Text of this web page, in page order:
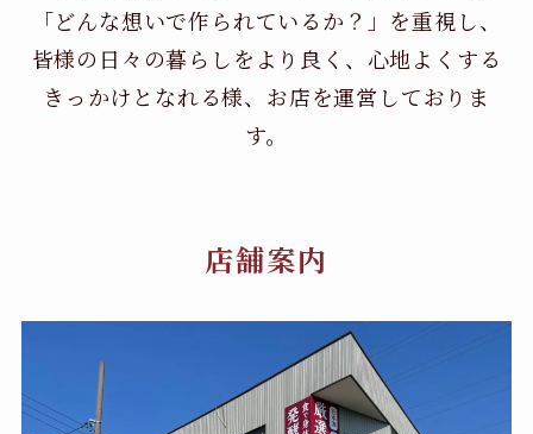
「どんな想いで作られているか？」を重視し、
皆様の日々の暮らしをより良く、心地よくする
きっかけとなれる様、お店を運営しておりま
す。
店舗案内